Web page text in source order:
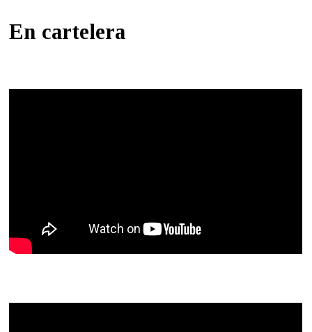
En cartelera